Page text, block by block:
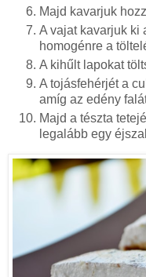
Majd kavarjuk
A vajat kavarjuk ki
homogénre a
A kihűlt lapokat
A tojásfehérjét a
amíg az edény
Majd a tészta
legalább egy